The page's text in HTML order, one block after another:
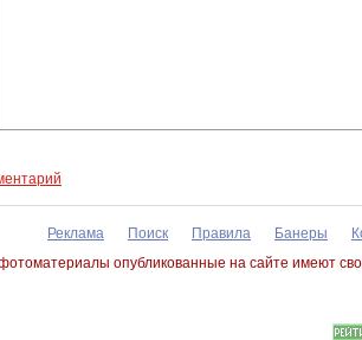
Реклама Поиск Правила Банеры
опубликованные на сайте имеют